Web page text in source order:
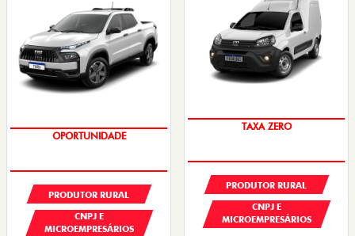
GRANDE CHANCE FIAT
PRODUTOR RURAL
CNPJ E
MICROEMPRESÁRIOS
TAXA ZERO
PRODUTOR RURAL
CNPJ E
MICROEMPRESÁRIOS